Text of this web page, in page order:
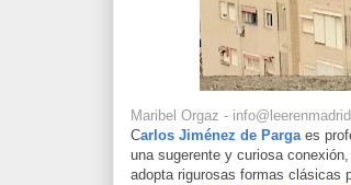
Maribel Orgaz -
Carlos Jiménez de Pargaes
una sugerente y curiosa
adopta rigurosas formas clásicas